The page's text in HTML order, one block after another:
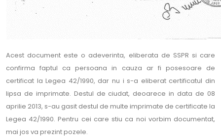
Acest document este o adeverinta, eliberata de SSPR si care
confirma faptul ca persoana in cauza ar fi posesoare de
certificat la Legea 42/1990, dar nu i s-a eliberat certificatul din
lipsa de imprimate. Destul de ciudat, deoarece in data de 08
aprilie 2013, s-au gasit destul de multe imprimate de certificate la
Legea 42/1990. Pentru cei care stiu ca noi vorbim documentat,
mai jos va prezint pozele.